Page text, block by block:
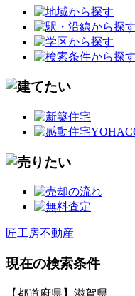
匠工房不動産
現在の検索条件
【都道府県】滋賀県